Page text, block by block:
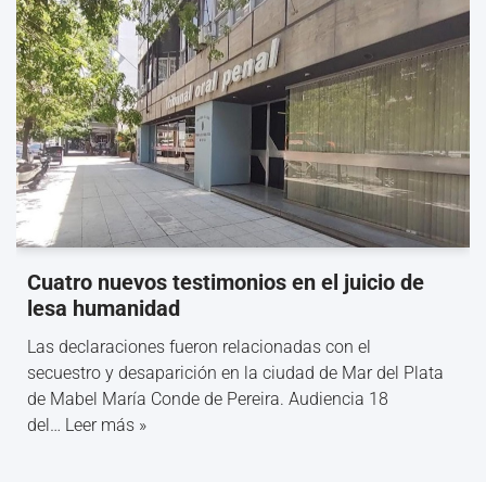
Cuatro nuevos testimonios en el juicio de
lesa humanidad
Las declaraciones fueron relacionadas con el
secuestro y desaparición en la ciudad de Mar del Plata
de Mabel María Conde de Pereira. Audiencia 18
del… Leer más »